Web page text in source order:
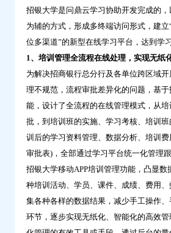
招银大学是问鼎云学习协助开发完成的
为辅的方式，形成多终端访问形式，建
位多渠道”的新型在线学习平台，达到学
1、培训管理全流程在线处理，实现无纸
为解决招商银行总分行及各单位跨区域
理不规范，流程审批差异化的问题，基
能，设计了全流程的在线管理模式，从
批，到培训班的实施、学习考核、培训
训后的学习资料管理、数据分析、培训费
审批表)，全部通过学习平台统一化管理跟
招银大学移动APP培训管理功能，凸显
种培训活动、学员、课件、成绩、费用
集各种各样的数据结果，减少手工操作
环节，逐步实现无纸化、智能化的高效